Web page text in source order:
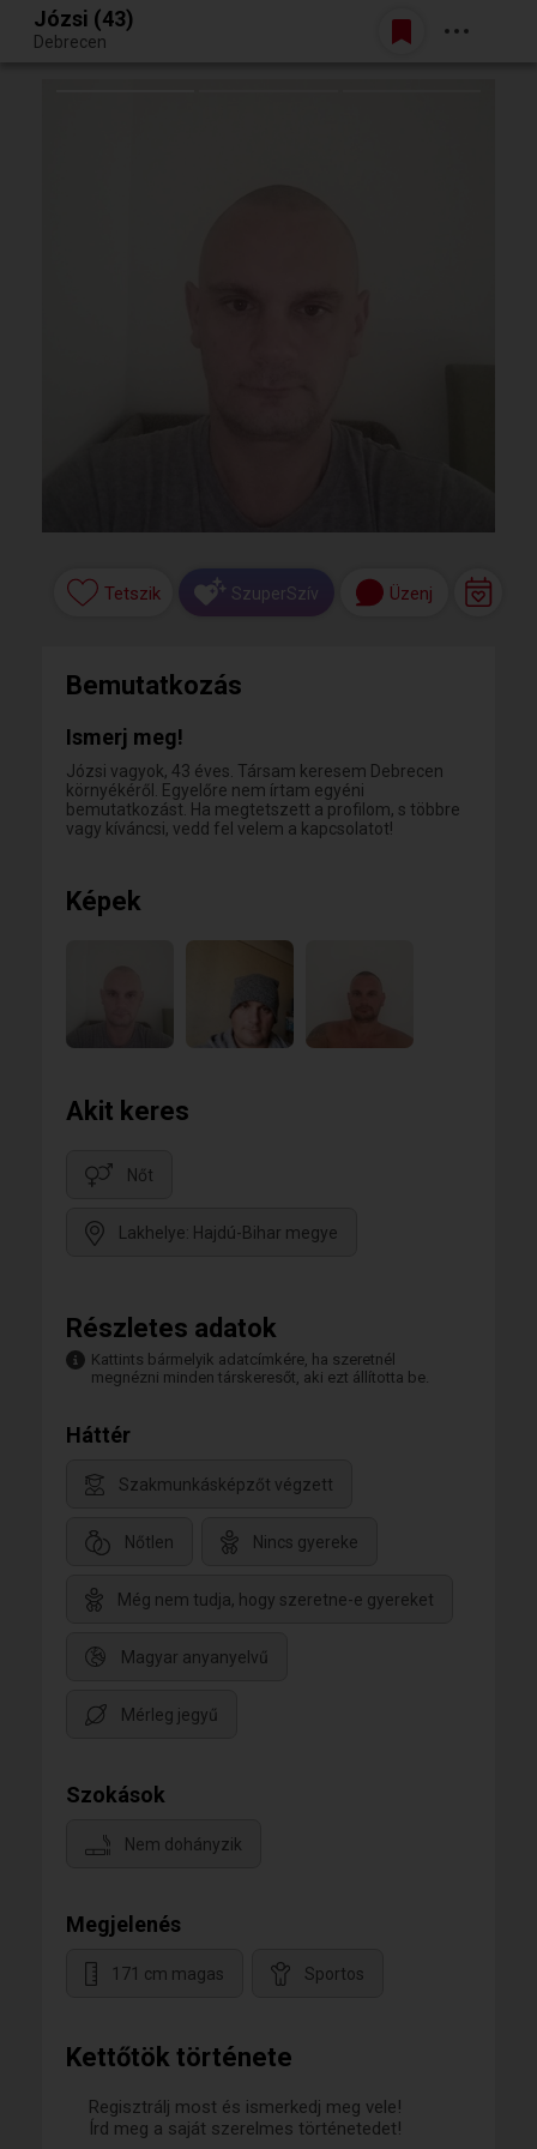
Egy jó randiból bármi lehet.
Belépés
Józsi (43)
Debrecen
Kettőtök története
Regisztrálj most és ismerkedj meg vele!
Írd meg a saját szerelmes történetedet!
Tetszik SzuperSzív Üzenj
Bemutatkozás
Ismerj meg!
Józsi vagyok, 43 éves. Társam keresem Debrecen
környékéről. Egyelőre nem írtam egyéni
bemutatkozást. Ha megtetszett a profilom, s többre
vagy kíváncsi, vedd fel velem a kapcsolatot!
Képek
Akit keres
Nőt
Lakhelye: Hajdú-Bihar megye
Részletes adatok
Kattints bármelyik adatcímkére, ha szeretnél
megnézni minden társkeresőt, aki ezt állította be.
Háttér
Szakmunkásképzőt végzett
Nőtlen Nincs gyereke
Még nem tudja, hogy szeretne-e gyereket
Magyar anyanyelvű
Mérleg jegyű
Szokások
Nem dohányzik
Megjelenés
171 cm magas Sportos